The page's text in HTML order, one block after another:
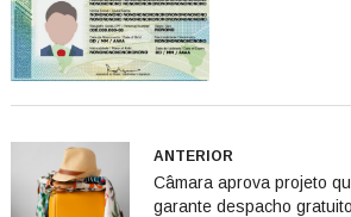
ANTERIOR
Câmara aprova projeto
garante despacho gratuito